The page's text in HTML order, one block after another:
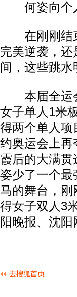
何姿向个
在刚刚结
完美逆袭，
间，这些跳
本届全运会
女子单人1米
得两个单人项
约奥运会上再
霞后的大满
姿少了一个最
马的舞台，
得女子双人3
阳晚报、沈